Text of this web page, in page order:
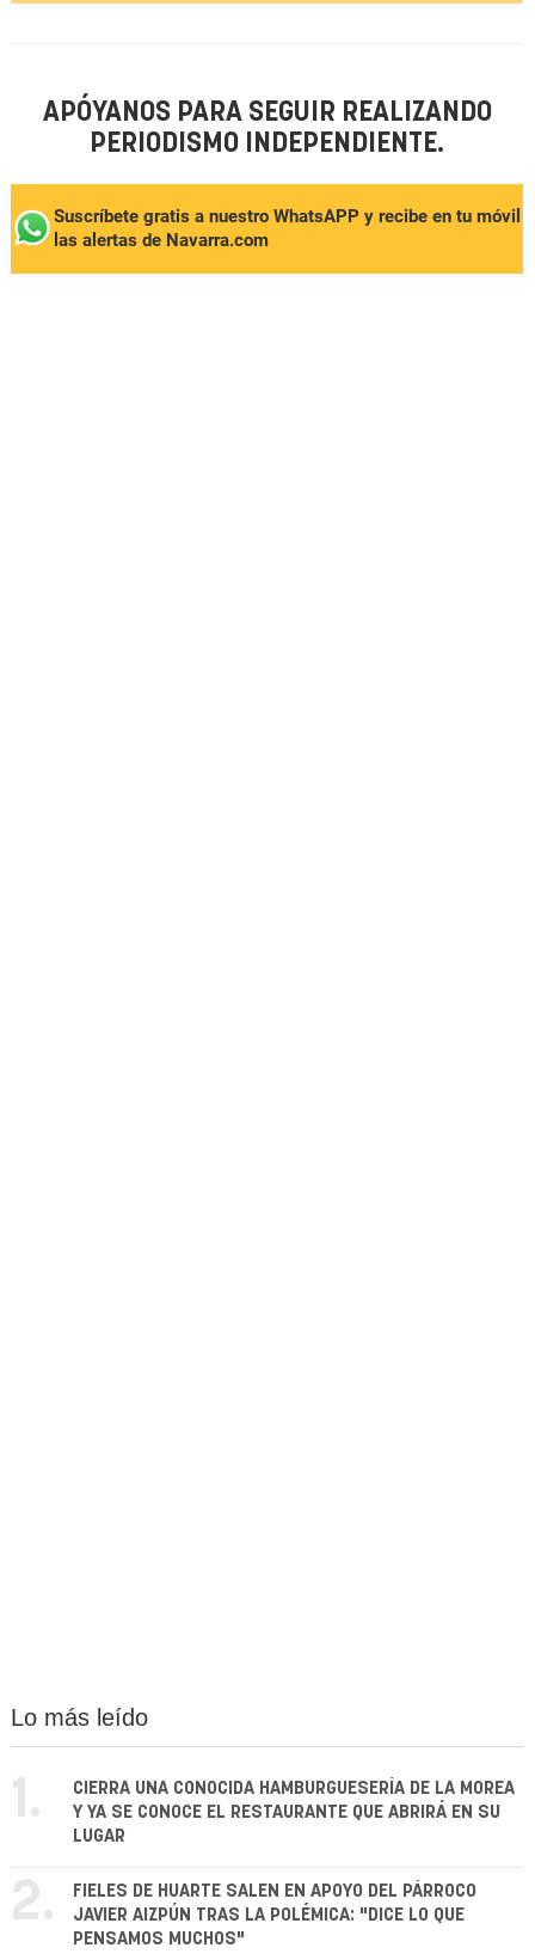
APÓYANOS PARA SEGUIR REALIZANDO
PERIODISMO INDEPENDIENTE.
Suscríbete gratis a nuestro WhatsAPP y recibe en tu móvil
las alertas de Navarra.com
Lo más leído
1.
CIERRA UNA CONOCIDA HAMBURGUESERÍA DE LA MOREA
Y YA SE CONOCE EL RESTAURANTE QUE ABRIRÁ EN SU
LUGAR
2.
FIELES DE HUARTE SALEN EN APOYO DEL PÁRROCO
JAVIER AIZPÚN TRAS LA POLÉMICA: "DICE LO QUE
PENSAMOS MUCHOS"